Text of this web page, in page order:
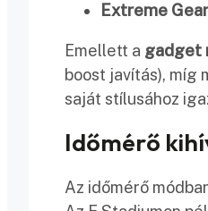
Extreme
Emellett a gadget
boost javítás), míg
saját stílusához
Időmérő
Az időmérő